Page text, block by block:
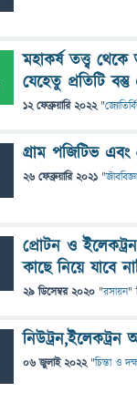
মহাকর্ষ তত্ত্ব
যেহেতু প্রতিটি
12 ফেব্রুয়ারি 2022 "
গ্রাম পজিটিভ এবং
26 ফেব্রুয়ারি 2021 "
প্রোটন ও
কাছে নিয়ে যাবে
29 ডিসেম্বর 2020 "রসায়ন"
06 জুলাই 2022 "চিন্তা ও